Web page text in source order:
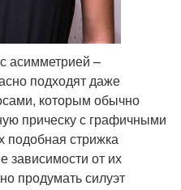
асимметрией –
подходят даже
которым обычно
прическу с графичными
стрижка
зависимости от их
продумать силуэт